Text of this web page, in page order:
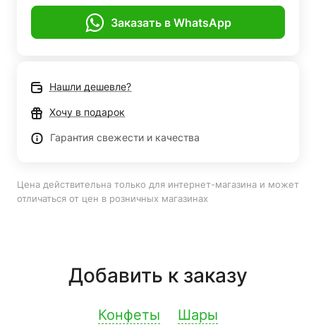
Заказать в WhatsApp
Нашли дешевле?
Хочу в подарок
Гарантия свежести и качества
Цена действительна только для интернет-магазина и может
отличаться от цен в розничных магазинах
Добавить к заказу
Конфеты Шары